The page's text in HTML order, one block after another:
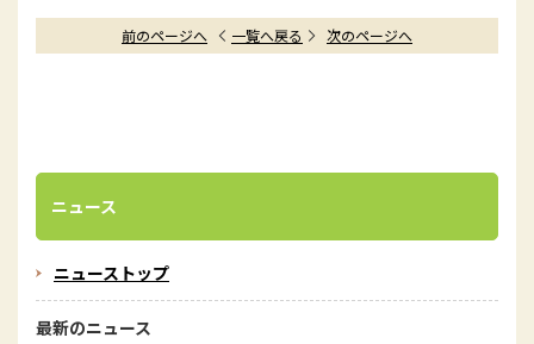
前のページへ 一覧へ戻る 次のページへ
ニュース
ニューストップ
最新のニュース